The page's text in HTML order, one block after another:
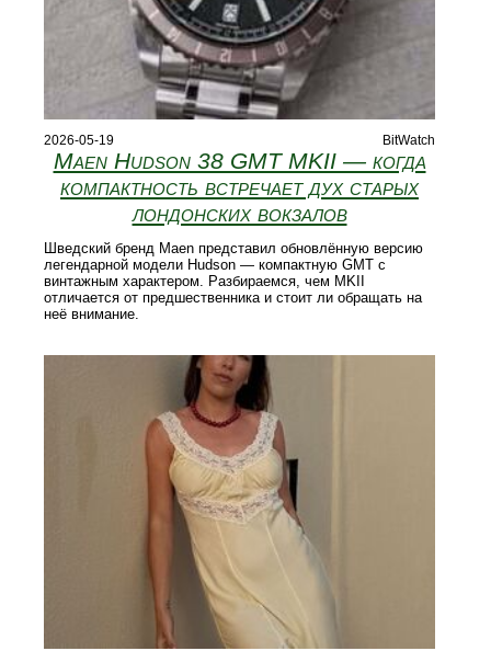
2026-05-19 BitWatch
Maen Hudson 38 GMT MKII — когда
компактность встречает дух старых
лондонских вокзалов
Шведский бренд Maen представил обновлённую версию
легендарной модели Hudson — компактную GMT с
винтажным характером. Разбираемся, чем MKII
отличается от предшественника и стоит ли обращать на
неё внимание.